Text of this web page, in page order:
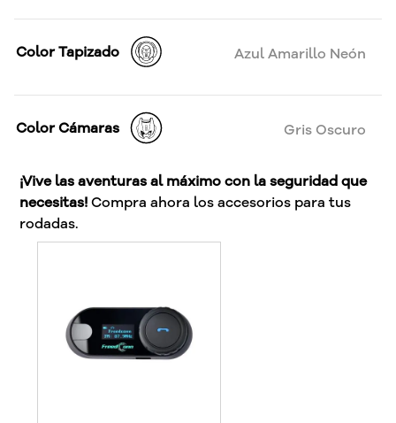
Color Tapizado Azul Amarillo Neón
Color Cámaras Gris Oscuro
¡Vive las aventuras al máximo con la seguridad que
necesitas!Compra ahora los accesorios para tus
rodadas.